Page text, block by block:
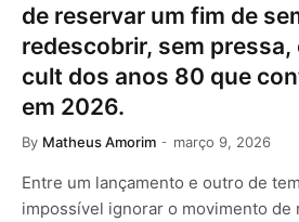
de reservar um fim de
redescobrir, sem pressa,
cult dos anos 80 que
em 2026.
By Matheus Amorim março 9, 2026
Entre um lançamento e outro de
impossível ignorar o movimento de